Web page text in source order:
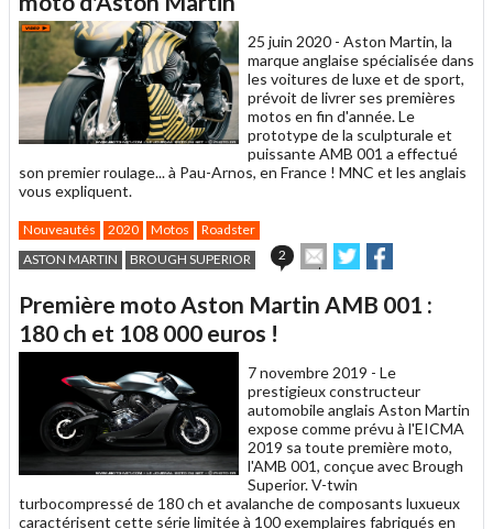
25 juin 2020 - Aston Martin, la
marque anglaise spécialisée dans
les voitures de luxe et de sport,
prévoit de livrer ses premières
motos en fin d'année. Le
prototype de la sculpturale et
puissante AMB 001 a effectué
son premier roulage... à Pau-Arnos, en France ! MNC et les anglais
vous expliquent.
Nouveautés 2020 Motos
Roadster
ASTON MARTIN
BROUGH SUPERIOR 2
Envoyer
cet
Partager
sur sur
Première moto Aston Martin AMB 001 :
180 ch et 108 000 euros !
7 novembre 2019 - Le
prestigieux constructeur
automobile anglais Aston Martin
expose comme prévu à l'EICMA
2019 sa toute première moto,
l'AMB 001, conçue avec Brough
Superior. V-twin
turbocompressé de 180 ch et avalanche de composants luxueux
caractérisent cette série limitée à 100 exemplaires fabriqués en